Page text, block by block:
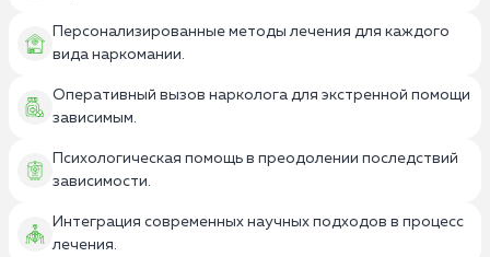
Персонализированные методы лечения для каждого
вида наркомании.
Оперативный вызов нарколога для экстренной помощи
зависимым.
Психологическая помощь в преодолении последствий
зависимости.
Интеграция современных научных подходов в процесс
лечения.